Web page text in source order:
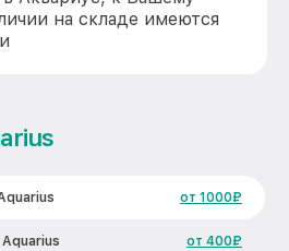
на складе имеются
от 1000₽
от 400₽